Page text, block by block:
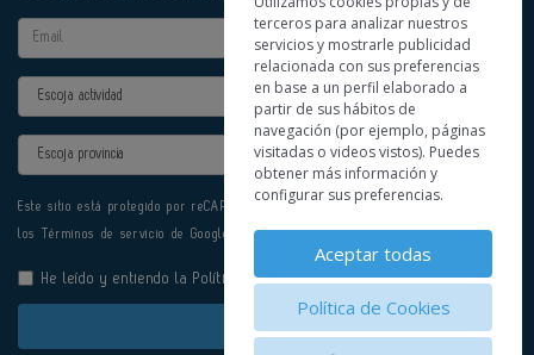
Email
Actividad
Provincia
Este sitio está protegido por reCAPTCHA y se aplican la
los Términos de servicio de Google.
He leído y entiendo la Política de Privacidad
Enviar
terceros para analizar nuestros
servicios y mostrarle publicidad
relacionada con sus preferencias
en base a un perfil elaborado a
partir de sus hábitos de
navegación (por ejemplo, páginas
visitadas o videos vistos). Puedes
obtener más información y
configurar sus preferencias.
Aceptar todas
Política de Cookies